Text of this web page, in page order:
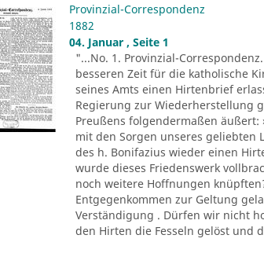
Provinzial-Correspondenz
1882
04. Januar , Seite 1
"...No. 1. Provinzial-
besseren Zeit für die katholische
seines Amts einen Hirtenbrief
Regierung zur Wiederherstellung
Preußens folgendermaßen
mit den Sorgen unseres geliebten
des h. Bonifazius wieder einen
wurde dieses Friedenswerk
noch weitere Hoffnungen
Entgegenkommen zur Geltung
Verständigung . Dürfen wir nicht
den Hirten die Fesseln gelöst und